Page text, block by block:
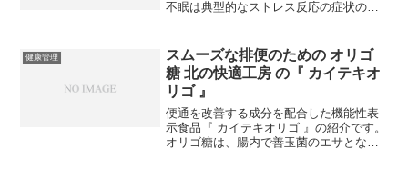
不眠は典型的なストレス反応の症状のひ
ても寝つきが悪い、睡眠中に目が覚めて
しまうといったことが起こ...
健康管理
スムーズな排便のための オリゴ
糖 北の快適工房 の『 カイテキオ
リゴ 』
便通を改善する成分を配合した機能性表
示食品『 カイテキオリゴ 』の紹介です。
オリゴ糖は、腸内で善玉菌のエサとなっ